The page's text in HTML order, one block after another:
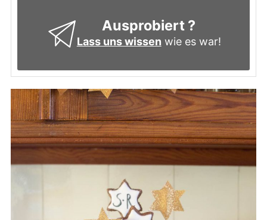
Ausprobiert ?
Lass uns wissen wie es war!